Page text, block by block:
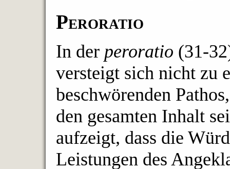
Peroratio
In der peroratio (31-
versteigt sich nicht zu
beschwörenden
den gesamten Inhalt
aufzeigt, dass die
Leistungen des